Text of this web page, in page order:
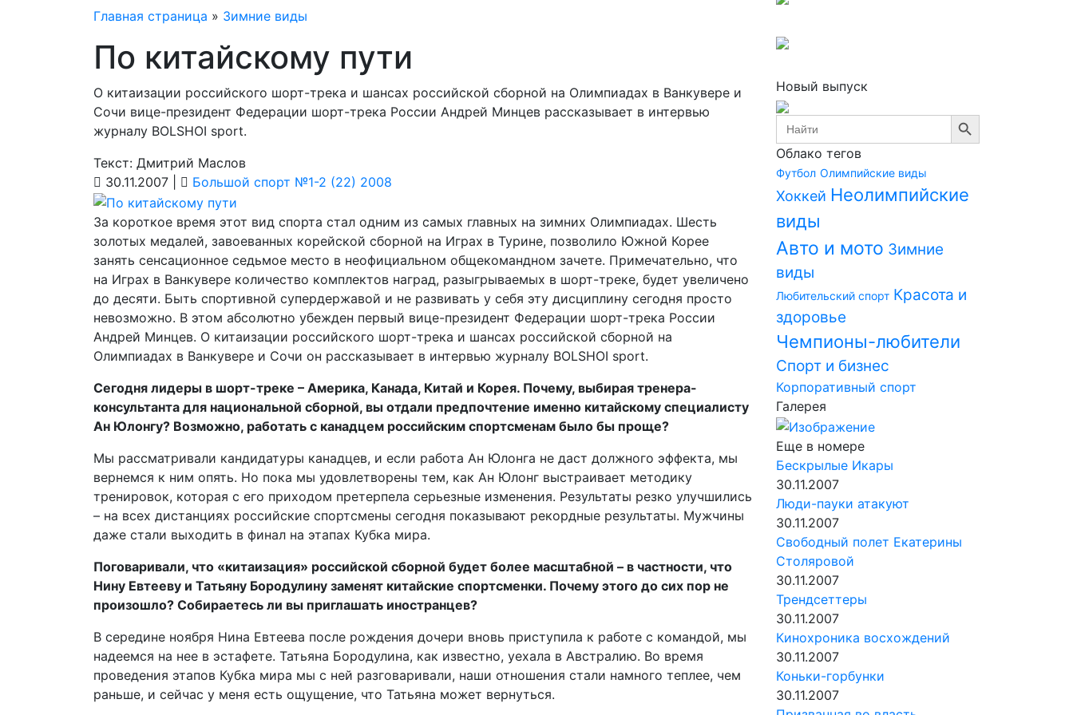
Главная страница » Зимние виды
По китайскому пути
О китаизации российского шорт-трека и шансах российской сборной на Олимпиадах в Ванкувере и
Сочи вице-президент Федерации шорт-трека России Андрей Минцев рассказывает в интервью
журналу BOLSHOI sport.
Текст: Дмитрий Маслов
30.11.2007 |
Большой спорт №1-2 (22) 2008
За короткое время этот вид спорта стал одним из самых главных на зимних Олимпиадах. Шесть
золотых медалей, завоеванных корейской сборной на Играх в Турине, позволило Южной Корее
занять сенсационное седьмое место в неофициальном общекомандном зачете. Примечательно, что
на Играх в Ванкувере количество комплектов наград, разыгрываемых в шорт-треке, будет увеличено
до десяти. Быть спортивной супердержавой и не развивать у себя эту дисциплину сегодня просто
невозможно. В этом абсолютно убежден первый вице-президент Федерации шорт-трека России
Андрей Минцев. О китаизации российского шорт-трека и шансах российской сборной на
Олимпиадах в Ванкувере и Сочи он рассказывает в интервью журналу BOLSHOI sport.
Сегодня лидеры в шорт-треке – Америка, Канада, Китай и Корея. Почему, выбирая тренера-
консультанта для национальной сборной, вы отдали предпочтение именно китайскому специалисту
Ан Юлонгу? Возможно, работать с канадцем российским спортсменам было бы проще?
Мы рассматривали кандидатуры канадцев, и если работа Ан Юлонга не даст должного эффекта, мы
вернемся к ним опять. Но пока мы удовлетворены тем, как Ан Юлонг выстраивает методику
тренировок, которая с его приходом претерпела серьезные изменения. Результаты резко улучшились
– на всех дистанциях российские спортсмены сегодня показывают рекордные результаты. Мужчины
даже стали выходить в финал на этапах Кубка мира.
Поговаривали, что «китаизация» российской сборной будет более масштабной – в частности, что
Нину Евтееву и Татьяну Бородулину заменят китайские спортсменки. Почему этого до сих пор не
произошло? Собираетесь ли вы приглашать иностранцев?
В середине ноября Нина Евтеева после рождения дочери вновь приступила к работе с командой, мы
надеемся на нее в эстафете. Татьяна Бородулина, как известно, уехала в Австралию. Во время
проведения этапов Кубка мира мы с ней разговаривали, наши отношения стали намного теплее, чем
раньше, и сейчас у меня есть ощущение, что Татьяна может вернуться.
Новый выпуск
Search
for:
Search Button
Облако тегов
Футбол Олимпийские виды
Хоккей Неолимпийские
виды
Авто и мото Зимние
виды
Любительский спорт Красота и
здоровье
Чемпионы-любители
Спорт и бизнес
Корпоративный спорт
Галерея
Еще в номере
Бескрылые Икары
30.11.2007
Люди-пауки атакуют
30.11.2007
Свободный полет Екатерины
Столяровой
30.11.2007
Трендсеттеры
30.11.2007
Кинохроника восхождений
30.11.2007
Коньки-горбунки
30.11.2007